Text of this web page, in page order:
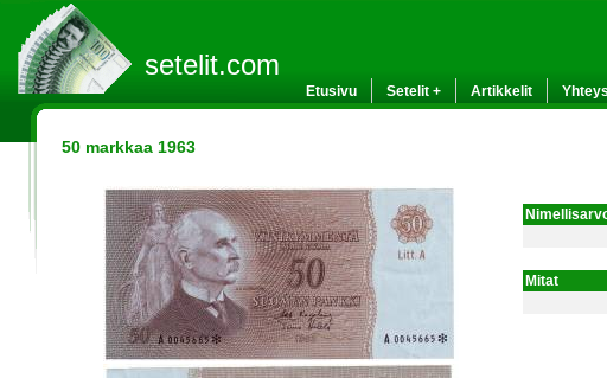
setelit.com
Etusivu Setelit + Artikkelit
50 markkaa 1963
Mitat